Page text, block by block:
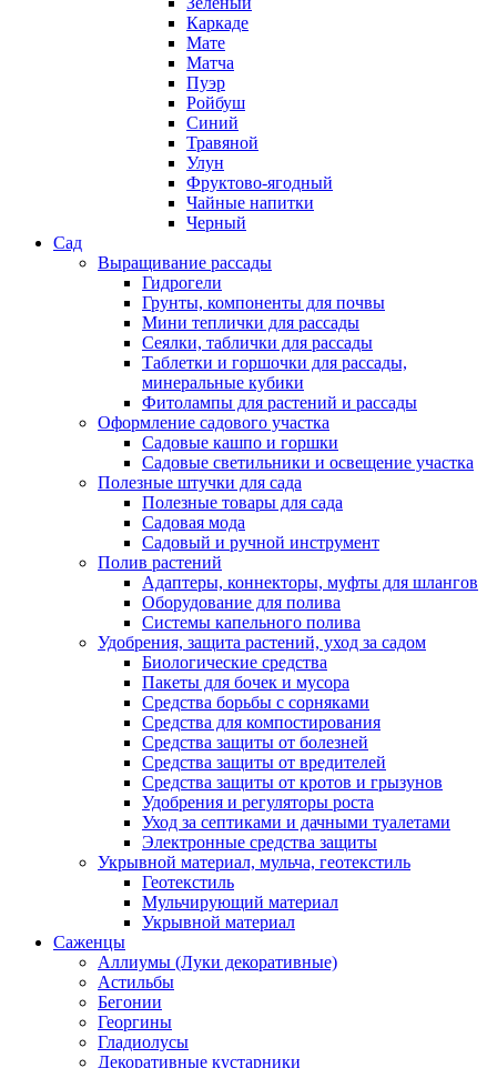
Каркаде
Мате
Матча
Пуэр
Ройбуш
Синий
Травяной
Улун
Фруктово-ягодный
Чайные напитки
Черный
Сад
Выращивание рассады
Гидрогели
Грунты, компоненты для почвы
Мини теплички для рассады
Сеялки, таблички для рассады
Таблетки и горшочки для рассады,
минеральные кубики
Фитолампы для растений и рассады
Оформление садового участка
Садовые кашпо и горшки
Садовые светильники и освещение участка
Полезные штучки для сада
Полезные товары для сада
Садовая мода
Садовый и ручной инструмент
Полив растений
Адаптеры, коннекторы, муфты для шлангов
Оборудование для полива
Системы капельного полива
Удобрения, защита растений, уход за садом
Биологические средства
Пакеты для бочек и мусора
Средства борьбы с сорняками
Средства для компостирования
Средства защиты от болезней
Средства защиты от вредителей
Средства защиты от кротов и грызунов
Удобрения и регуляторы роста
Уход за септиками и дачными туалетами
Электронные средства защиты
Укрывной материал, мульча, геотекстиль
Геотекстиль
Мульчирующий материал
Укрывной материал
Саженцы
Аллиумы (Луки декоративные)
Астильбы
Бегонии
Георгины
Гладиолусы
Декоративные кустарники